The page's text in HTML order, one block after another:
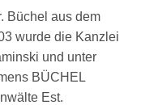
Büchel aus dem
wurde die Kanzlei
und unter
BÜCHEL
Est.